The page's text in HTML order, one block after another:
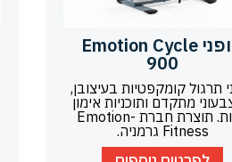
אופני Emotion Cycle
900
תרגול קומקפטיות בעיצובן,
מתקדם ותוכניות אימון
רבות. תוצרת חברת Emotion-
Fitness גרמניה.